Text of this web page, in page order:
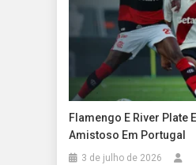
Flamengo E River Plate
Amistoso Em Portugal
3 de julho de 2026